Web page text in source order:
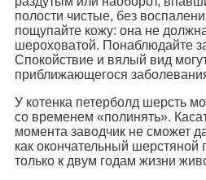
полости чистые, без
пощупайте кожу: она не
шероховатой. Понаблюдайте
Спокойствие и вялый вид
приближающегося
У котенка петерболд шерсть
со временем «полинять».
момента заводчик не сможет
как окончательный шерстяной
только к двум годам жизни